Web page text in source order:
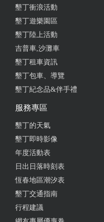
還不錯，民宿老闆很
老闆超親切，民宿
墾丁衝浪活動
墾丁遊樂園區
墾丁陸上活動
吉普車,沙灘車
墾丁租車資訊
墾丁包車、導覽
墾丁紀念品&伴手禮
服務專區
墾丁的天氣
墾丁即時影像
年度活動表
日出日落時刻表
恆春地區潮汐表
墾丁交通指南
行程建議